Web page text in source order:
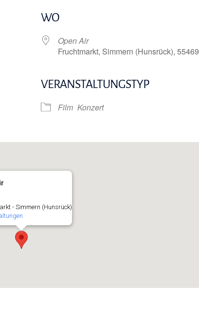
Kalender
WO
Open Air
Fruchtmarkt, Simmern (Hunsrück), 55469
VERANSTALTUNGSTYP
Film Konzert
- Simmern (Hunsrück)